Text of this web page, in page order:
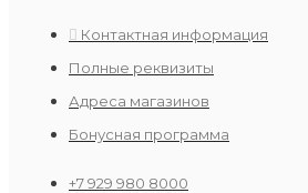
Контактная информация
Полные реквизиты
Адреса магазинов
Бонусная программа
+7 929 980 8000